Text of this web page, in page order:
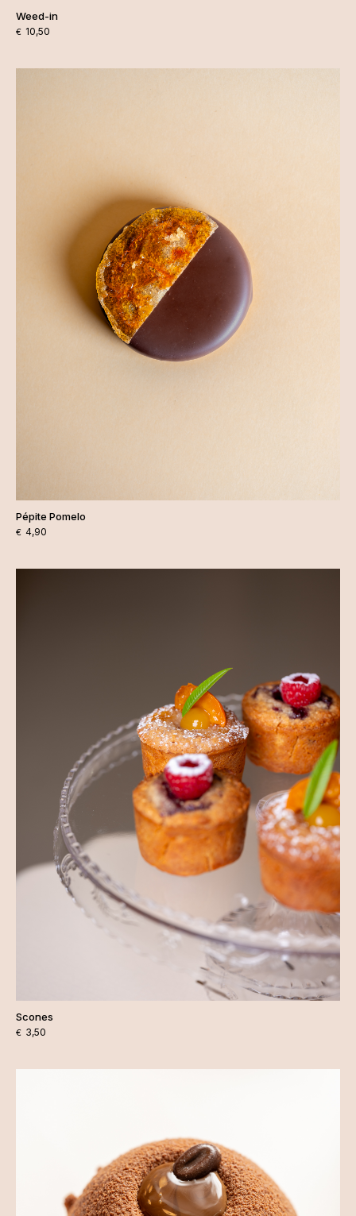
Weed-in
€ 10,50
Pépite Pomelo
€ 4,90
Scones
€ 3,50